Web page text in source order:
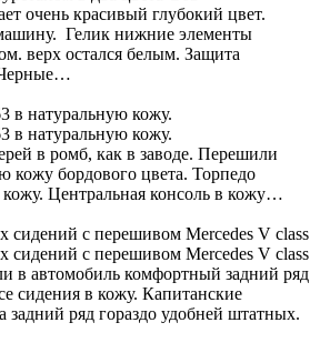
очень красивый глубокий цвет.
Гелик нижние элементы
верх остался белым. Защита
Черные…
в натуральную кожу.
в натуральную кожу.
в ромб, как в заводе. Перешили
кожу бордового цвета. Торпедо
кожу. Центральная консоль в кожу…
сидений с перешивом Mercedes V class
сидений с перешивом Mercedes V class
в автомобиль комфортный задний ряд
сидения в кожу. Капитанские
задний ряд гораздо удобней штатных.